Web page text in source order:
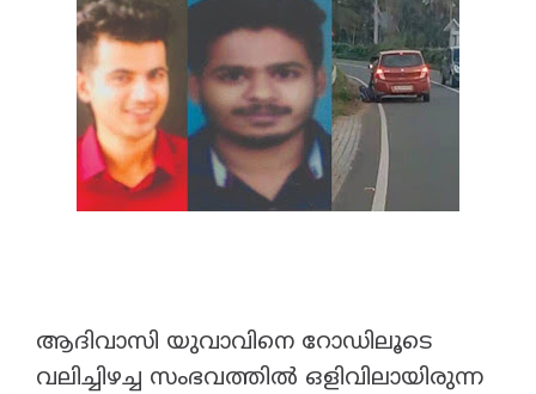
ആദിവാസി യുവാവിനെ റോഡിലൂടെ
വലിച്ചിഴച്ച സംഭവത്തിൽ ഒളിവിലായിരുന്ന